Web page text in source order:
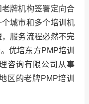
牌机构签署定向合
城市和多个培训机
服务流程必然不完
优培东方PMP培训
咨询有限公司从事
区的老牌PMP培训